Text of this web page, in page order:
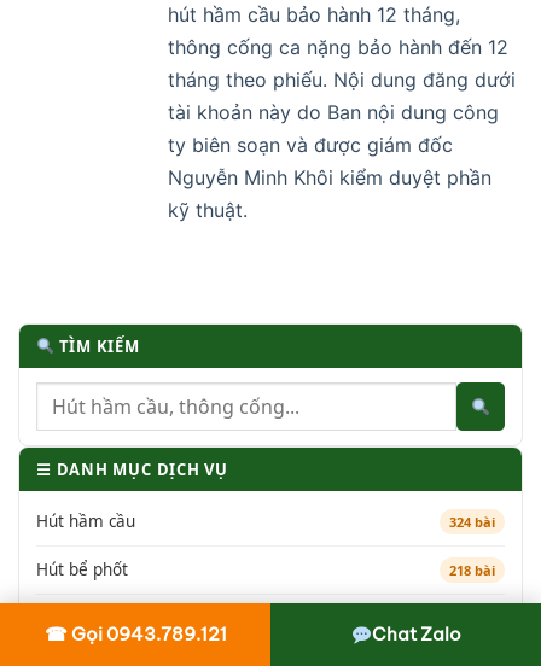
hút hầm cầu bảo hành 12 tháng,
thông cống ca nặng bảo hành đến 12
tháng theo phiếu. Nội dung đăng dưới
tài khoản này do Ban nội dung công
ty biên soạn và được giám đốc
Nguyễn Minh Khôi kiểm duyệt phần
kỹ thuật.
TÌM KIẾM
☰ DANH MỤC DỊCH VỤ
Hút hầm cầu 324 bài
Hút bể phốt 218 bài
☎ Gọi 0943.789.121 Chat Zalo